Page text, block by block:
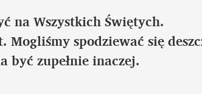
na Wszystkich Świętych.
spodziewać się
być zupełnie inaczej.